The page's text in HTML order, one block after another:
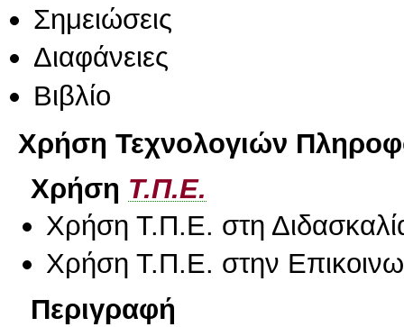
Σημειώσεις
Διαφάνειες
Βιβλίο
Χρήση Τεχνολογιών
Χρήση Τ.Π.Ε.
Χρήση Τ.Π.Ε. στη
Χρήση Τ.Π.Ε. στην
Περιγραφή